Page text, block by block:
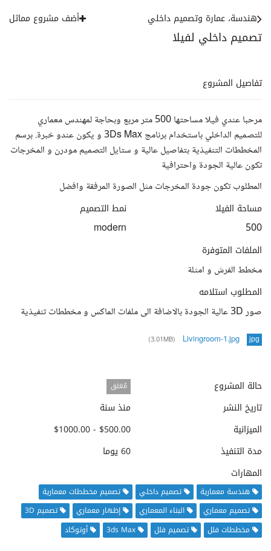
تصميم داخلي لفيلا
هندسة، عمارة وتصميم داخلي أضف مشروع مماثل
تفاصيل المشروع
مرحبا عندي فيلا مساحتها 500 متر مربع وبحاجة لمهندس معماري
للتصميم الداخلي باستخدام برنامج 3Ds Max و يكون عندو خبرة. برسم
المخططات التنفيذية بتفاصيل عالية و ستايل التصميم مودرن و المخرجات
تكون عالية الجودة واحترافية
المطلوب تكون جودة المخرجات مثل الصورة المرفقة وافضل
مساحة الفيلا
500
نمط التصميم
modern
الملفات المتوفرة
مخطط الفرش و امثلة
المطلوب استلامه
صور 3D عالية الجودة بالاضافة الى ملفات الماكس و مخططات تنفيذية
jpg
Livingroom-1.jpg
(3.01MB)
حالة المشروع مُغلق
تاريخ النشر
منذ سنة
الميزانية
$500.00 - $1000.00
مدة التنفيذ
60 يوما
المهارات
هندسة معمارية تصميم داخلي
تصميم مخططات معمارية
تصميم معماري
البناء المعماري إظهار معماري
تصميم 3D
مخططات فلل
تصميم فلل 3ds Max أوتوكاد